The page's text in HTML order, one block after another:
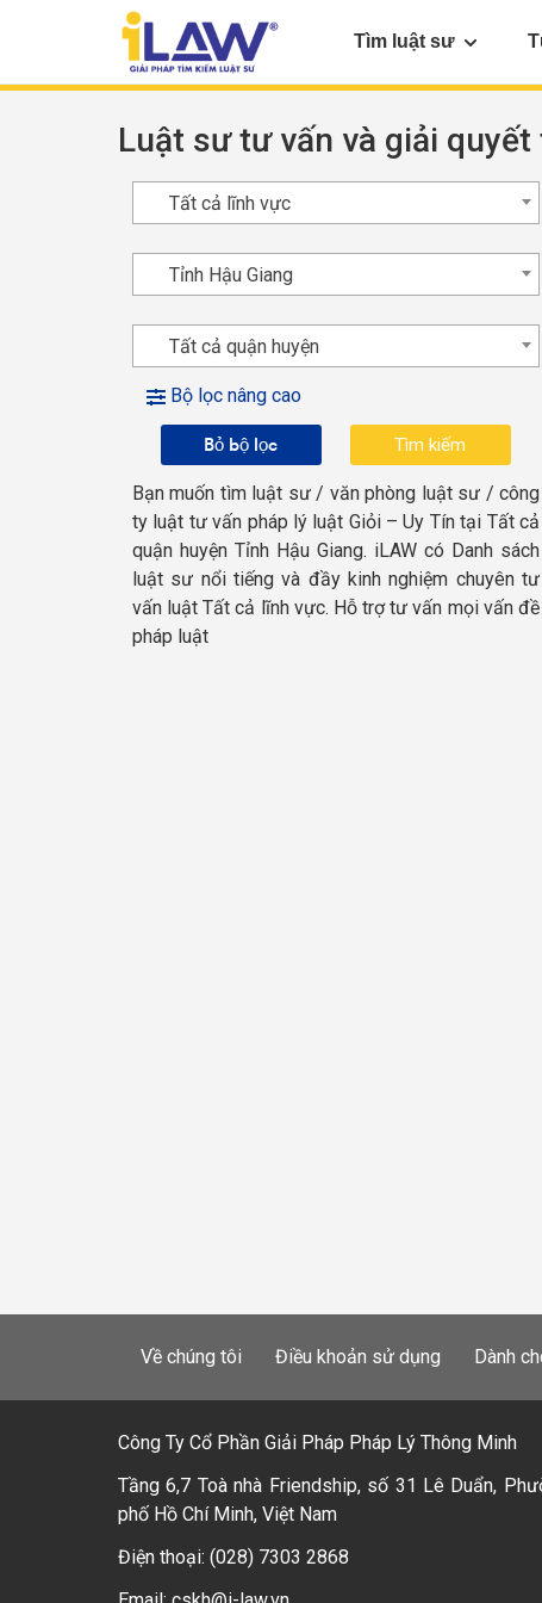
Tìm luật sư
Luật sư tư vấn và giải
Tất cả lĩnh vực
Tỉnh Hậu Giang
Tất cả quận huyện
Bộ lọc nâng cao
Bỏ bộ lọc
Bạn muốn tìm luật sư / văn phòng luật sư / công
ty luật tư vấn pháp lý luật Giỏi – Uy Tín tại Tất cả
quận huyện Tỉnh Hậu Giang. iLAW có Danh sách
luật sư nổi tiếng và đầy kinh nghiệm chuyên tư
vấn luật Tất cả lĩnh vực. Hỗ trợ tư vấn mọi vấn đề
pháp luật
Về chúng tôi Điều khoản sử dụng Dành
Công Ty Cổ Phần Giải Pháp Pháp Lý Thông Minh
Tầng 6,7 Toà nhà Friendship, số 31 Lê Duẩn,
phố Hồ Chí Minh, Việt Nam
Điện thoại: (028) 7303 2868